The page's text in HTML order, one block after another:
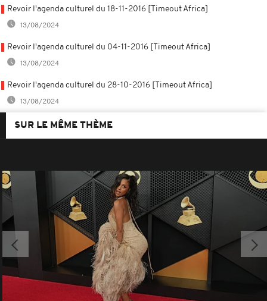
Revoir l'agenda culturel du 18-11-2016 [Timeout Africa]
13/08/2024
Revoir l'agenda culturel du 04-11-2016 [Timeout Africa]
13/08/2024
Revoir l'agenda culturel du 28-10-2016 [Timeout Africa]
13/08/2024
SUR LE MÊME THÈME